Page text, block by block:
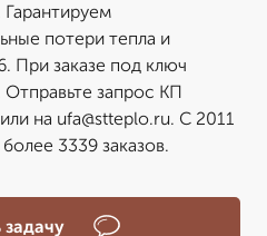
потери тепла и
При заказе под ключ
запрос КП
на ufa@stteplo.ru. С 2011
3339 заказов.